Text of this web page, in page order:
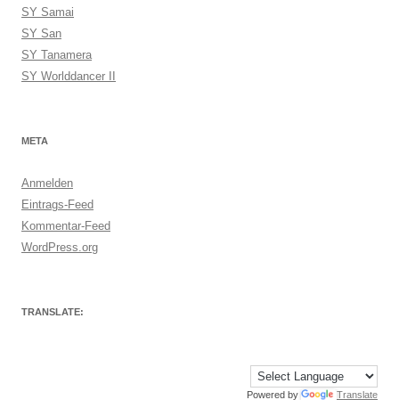
SY Samai
SY San
SY Tanamera
SY Worlddancer II
META
Anmelden
Eintrags-Feed
Kommentar-Feed
WordPress.org
TRANSLATE:
Powered by Translate